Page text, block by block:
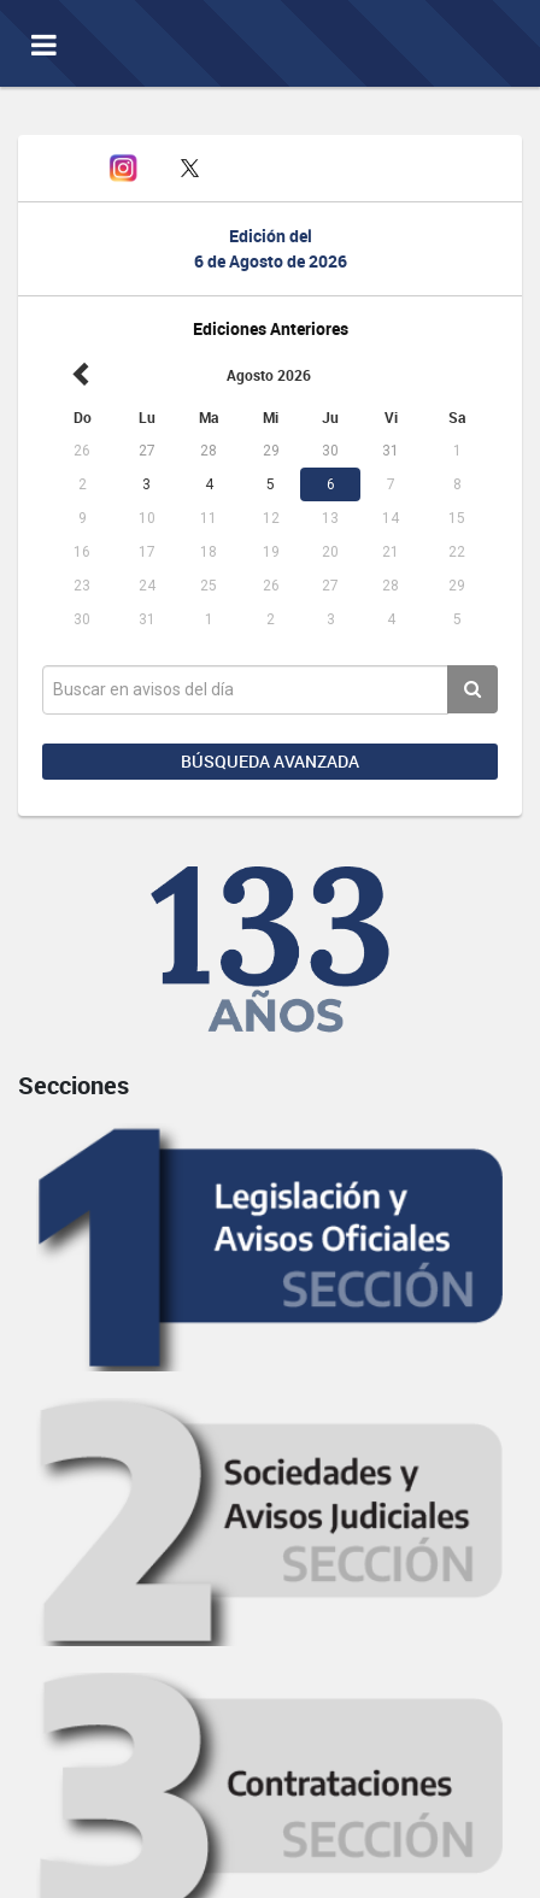
Toggle
navigation
Edición del
6 de Agosto de 2026
Ediciones Anteriores
Agosto 2026
Do Lu Ma Mi Ju Vi Sa
26 27 28 29 30 31
1
2
3 4 5 6 7
8
9
10 11 12 13 14
15
16
17 18 19 20 21
22
23
24 25 26 27 28
29
30
31 1 2 3 4 5
BÚSQUEDA AVANZADA
Secciones